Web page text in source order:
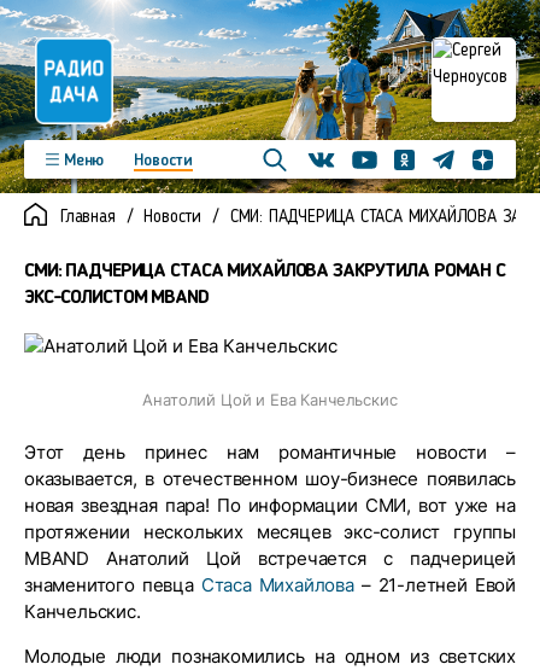
Меню
Новости
Программы
Подкасты
Новинки
Фото
Видео
ВконтактеYoutubeОдноклассники
ТелеграмЯндекс
Главная Новости СМИ: ПАДЧЕРИЦА СТАСА МИХАЙЛОВА
СМИ: ПАДЧЕРИЦА СТАСА МИХАЙЛОВА ЗАКРУТИЛА РОМАН С
ЭКС-СОЛИСТОМ MBAND
Анатолий Цой и Ева Канчельскис
Этот день принес нам романтичные новости –
оказывается, в отечественном шоу-бизнесе появилась
новая звездная пара! По информации СМИ, вот уже на
протяжении нескольких месяцев экс-солист группы
MBAND Анатолий Цой встречается с падчерицей
знаменитого певца Стаса Михайлова– 21-летней Евой
Канчельскис.
Молодые люди познакомились на одном из светских